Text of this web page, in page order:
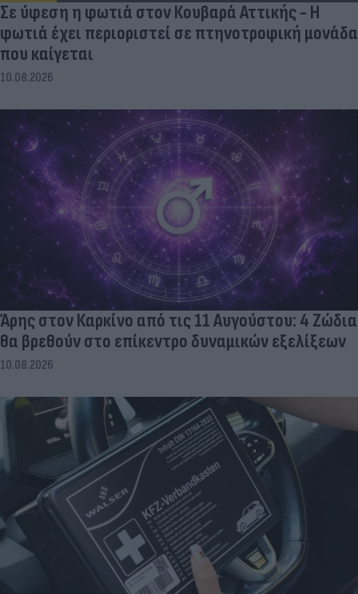
Σε ύφεση η φωτιά στον Κουβαρά Αττικής - Η
φωτιά έχει περιοριστεί σε πτηνοτροφική μονάδα
που καίγεται
10.08.2026
Άρης στον Καρκίνο από τις 11 Αυγούστου: 4 Ζώδια
θα βρεθούν στο επίκεντρο δυναμικών εξελίξεων
10.08.2026